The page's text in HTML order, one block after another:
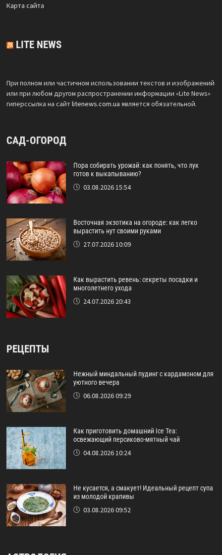
Карта сайта
LITE NEWS
При полном или частичном использовании текстов и изображений
или при любом другом распространении информации «Lite News»
гиперссылка на сайтlitenews.com.ua является обязательной.
САД-ОГОРОД
Пора собирать урожай: как понять, что лук
готов к выкапыванию?
03.08.2026 15:54
Восточная экзотика на огороде: как легко
вырастить нут своими руками
27.07.2026 10:09
Как вырастить ревень: секреты посадки и
многолетнего ухода
24.07.2026 20:43
РЕЦЕПТЫ
Нежный миндальный пудинг с кардамоном для
уютного вечера
06.08.2026 09:29
Как приготовить домашний Ice Tea:
освежающий персиково-мятный чай
04.08.2026 10:24
Не кусается, а смакует! Идеальный рецепт супа
из молодой крапивы
03.08.2026 09:52